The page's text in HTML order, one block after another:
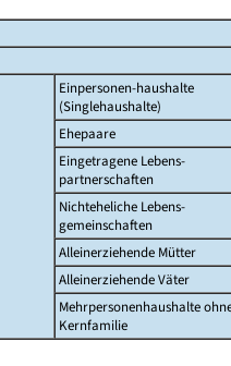
Einpersonen-haushalte
(Singlehaushalte)
Ehepaare
Eingetragene Lebens-
partnerschaften
Nichteheliche Lebens-
gemeinschaften
Alleinerziehende Mütter
Alleinerziehende Väter
Mehrpersonenhaushalte
Kernfamilie